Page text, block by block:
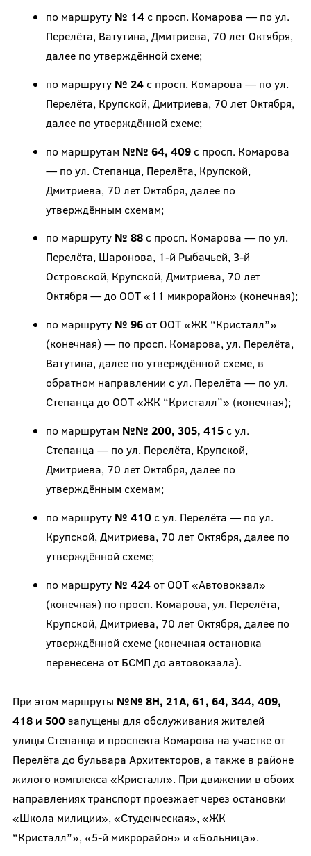
по маршруту № 14с просп. Комарова — по ул.
Перелёта, Ватутина, Дмитриева, 70 лет Октября,
далее по утверждённой схеме;
по маршруту № 24с просп. Комарова — по ул.
Перелёта, Крупской, Дмитриева, 70 лет Октября,
далее по утверждённой схеме;
по маршрутам №№ 64, 409с просп. Комарова
— по ул. Степанца, Перелёта, Крупской,
Дмитриева, 70 лет Октября, далее по
утверждённым схемам;
по маршруту № 88с просп. Комарова — по ул.
Перелёта, Шаронова, 1-й Рыбачьей, 3-й
Островской, Крупской, Дмитриева, 70 лет
Октября — до ООТ «11 микрорайон» (конечная);
по маршруту № 96от ООТ «ЖК “Кристалл”»
(конечная) — по просп. Комарова, ул. Перелёта,
Ватутина, далее по утверждённой схеме, в
обратном направлении с ул. Перелёта — по ул.
Степанца до ООТ «ЖК “Кристалл”» (конечная);
по маршрутам №№ 200, 305, 415с ул.
Степанца — по ул. Перелёта, Крупской,
Дмитриева, 70 лет Октября, далее по
утверждённым схемам;
по маршруту № 410с ул. Перелёта — по ул.
Крупской, Дмитриева, 70 лет Октября, далее по
утверждённой схеме;
по маршруту № 424от ООТ «Автовокзал»
(конечная) по просп. Комарова, ул. Перелёта,
Крупской, Дмитриева, 70 лет Октября, далее по
утверждённой схеме (конечная остановка
перенесена от БСМП до автовокзала).
При этом маршруты №№ 8Н, 21А, 61, 64, 344, 409,
418 и 500запущены для обслуживания жителей
улицы Степанца и проспекта Комарова на участке от
Перелёта до бульвара Архитекторов, а также в районе
жилого комплекса «Кристалл». При движении в обоих
направлениях транспорт проезжает через остановки
«Школа милиции», «Студенческая», «ЖК
“Кристалл”», «5-й микрорайон» и «Больница».